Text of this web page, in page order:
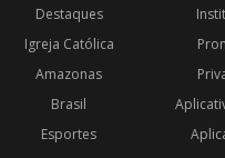
Destaques
Igreja Católica
Amazonas
Brasil
Esportes